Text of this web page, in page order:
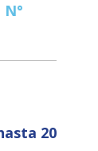
N°
20